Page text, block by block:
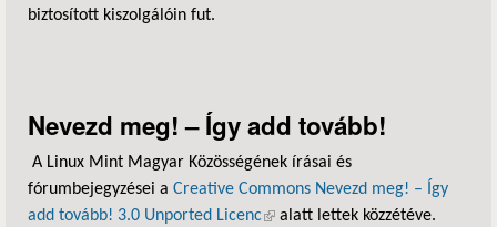
biztosított kiszolgálóin fut.
Nevezd meg! – Így add tovább!
A Linux Mint Magyar Közösségének írásai és
fórumbejegyzései a Creative Commons Nevezd meg! – Így
add tovább! 3.0 Unported Licenc(külső hivatkozás)
alatt lettek közzétéve.